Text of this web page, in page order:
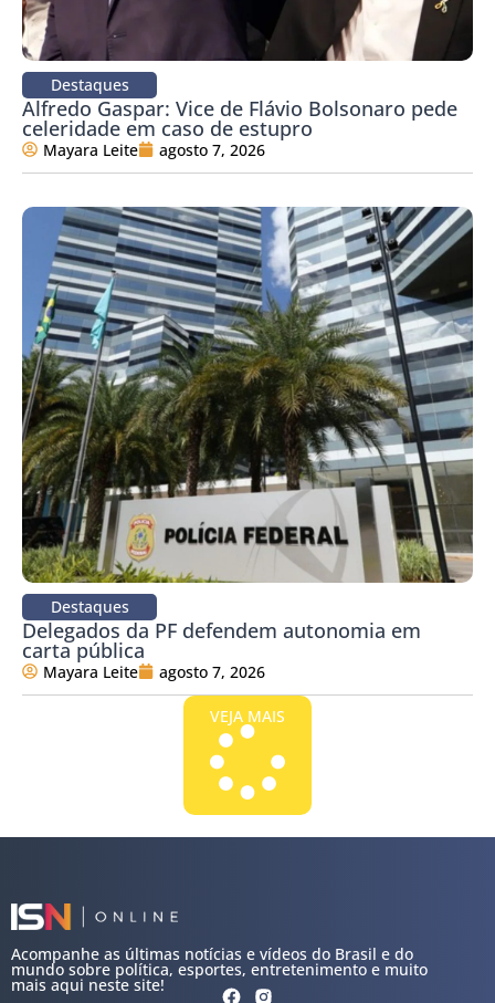
Destaques
Alfredo Gaspar: Vice de Flávio Bolsonaro pede
celeridade em caso de estupro
Mayara Leite agosto 7, 2026
Destaques
Delegados da PF defendem autonomia em
carta pública
Mayara Leite agosto 7, 2026
VEJA MAIS
Acompanhe as últimas notícias e vídeos do Brasil e do
mundo sobre política, esportes, entretenimento e muito
mais aqui neste site!